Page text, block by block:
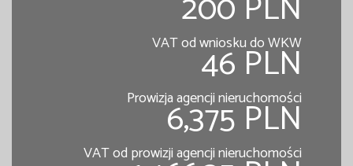
VAT od wniosku do WKW
46 PLN
Prowizja agencji nieruchomości
6,375 PLN
VAT od prowizji agencji nieruchomości